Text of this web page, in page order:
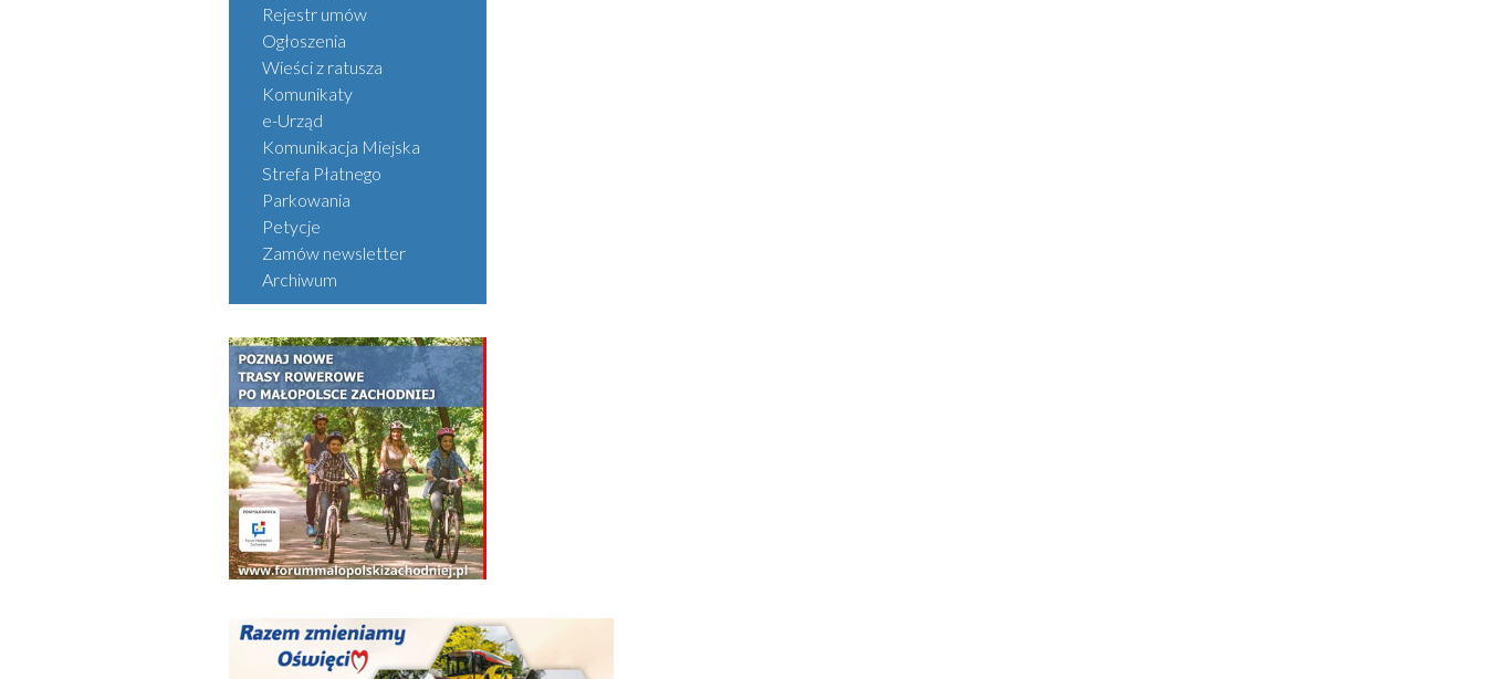
Rejestr umów
Ogłoszenia
Wieści z ratusza
Komunikaty
e-Urząd
Komunikacja Miejska
Strefa Płatnego
Parkowania
Petycje
Zamów newsletter
Archiwum